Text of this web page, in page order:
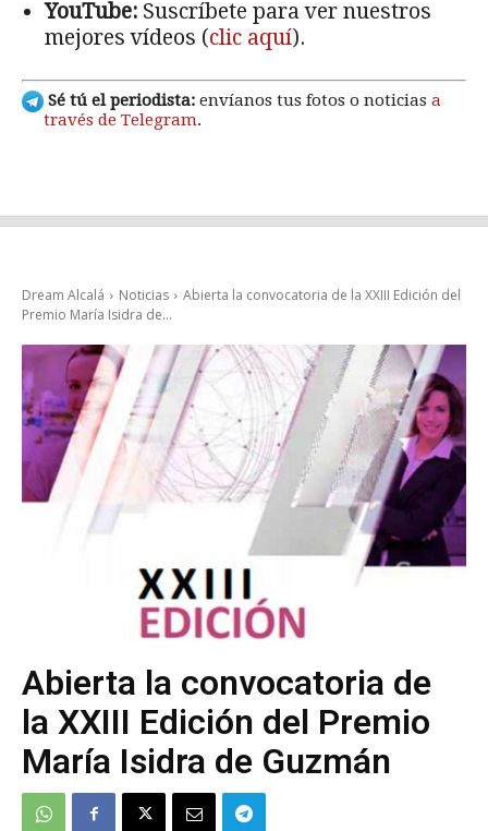
YouTube: Suscríbete para ver nuestros
mejores vídeos (clic aquí).
Sé tú el periodista: envíanos tus fotos o noticias a
través de Telegram.